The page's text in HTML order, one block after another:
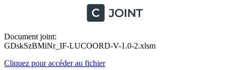
Document joint:
GDskSzBMiNr_IF-LUCOORD-V-1.0-2.xlsm
Cliquez pour accéder au fichier